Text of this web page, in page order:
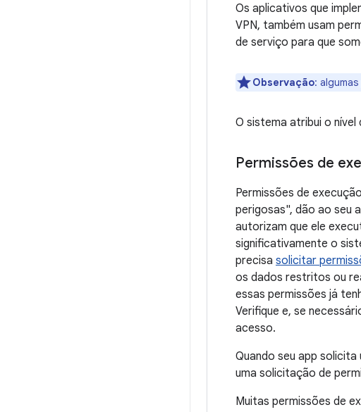
Os aplicativos que
VPN, também usam
de serviço para que
Observação:
O sistema atribui o
Permissões de
Permissões de
perigosas", dão ao seu
autorizam que ele
significativamente o
precisa solicitar
os dados restritos ou
essas permissões já
Verifique e, se
acesso.
Quando seu app
uma solicitação de
Muitas permissões de